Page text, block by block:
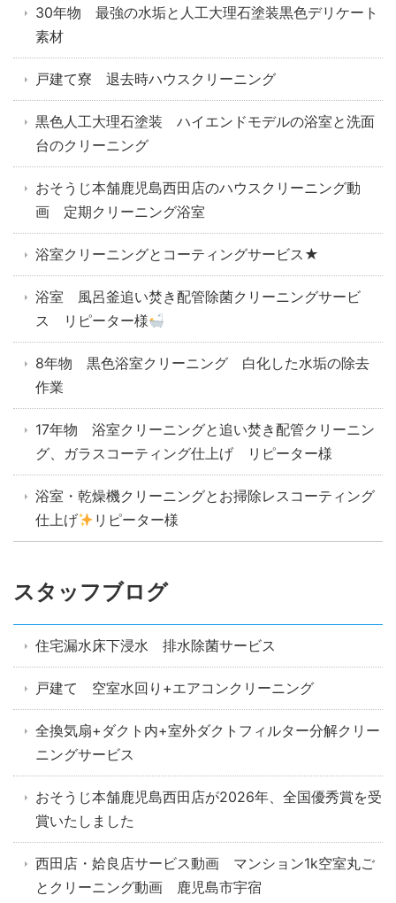
30年物 最強の水垢と人工大理石塗装黒色デリケート
素材
戸建て寮 退去時ハウスクリーニング
黒色人工大理石塗装 ハイエンドモデルの浴室と洗面
台のクリーニング
おそうじ本舗鹿児島西田店のハウスクリーニング動
画 定期クリーニング浴室
浴室クリーニングとコーティングサービス★
浴室 風呂釜追い焚き配管除菌クリーニングサービ
ス リピーター様
8年物 黒色浴室クリーニング 白化した水垢の除去
作業
17年物 浴室クリーニングと追い焚き配管クリーニン
グ、ガラスコーティング仕上げ リピーター様
浴室・乾燥機クリーニングとお掃除レスコーティング
仕上げ
リピーター様
スタッフブログ
住宅漏水床下浸水 排水除菌サービス
戸建て 空室水回り+エアコンクリーニング
全換気扇+ダクト内+室外ダクトフィルター分解クリー
ニングサービス
おそうじ本舗鹿児島西田店が2026年、全国優秀賞を受
賞いたしました
西田店・姶良店サービス動画 マンション1k空室丸ご
とクリーニング動画 鹿児島市宇宿